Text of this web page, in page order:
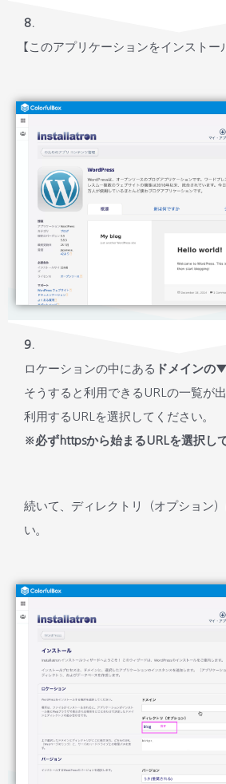
8.
【このアプリケーションをインストー
9.
ロケーションの中にある ドメインの
そうすると利用できるURLの一覧が
利用するURLを選択してください。
※必ずhttpsから始まるURLを選択し
続いて、ディレクトリ（オプション
い。